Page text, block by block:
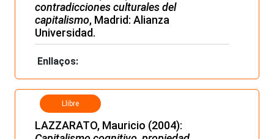
contradicciones culturales del
capitalismo, Madrid: Alianza
Universidad.
Enllaços:
Llibre
LAZZARATO, Mauricio (2004):